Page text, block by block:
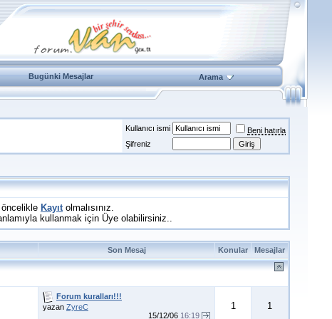
Bugünki Mesajlar Arama
Kullanıcı ismi
Beni hatırla
Şifreniz
Kayıtolmalısınız.
kullanmak için Üye olabilirsiniz..
Son Mesaj Konular Mesajlar
Forum kuralları!!!
yazan ZyreC
15/12/06 16:19
1 1